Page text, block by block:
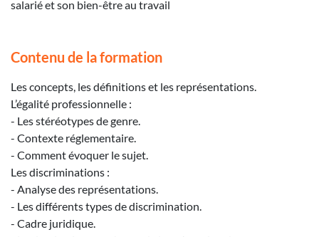
salarié et son bien-être au travail
Contenu de la formation
Les concepts, les définitions et les représentations.
L’égalité professionnelle :
- Les stéréotypes de genre.
- Contexte réglementaire.
- Comment évoquer le sujet.
Les discriminations :
- Analyse des représentations.
- Les différents types de discrimination.
- Cadre juridique.